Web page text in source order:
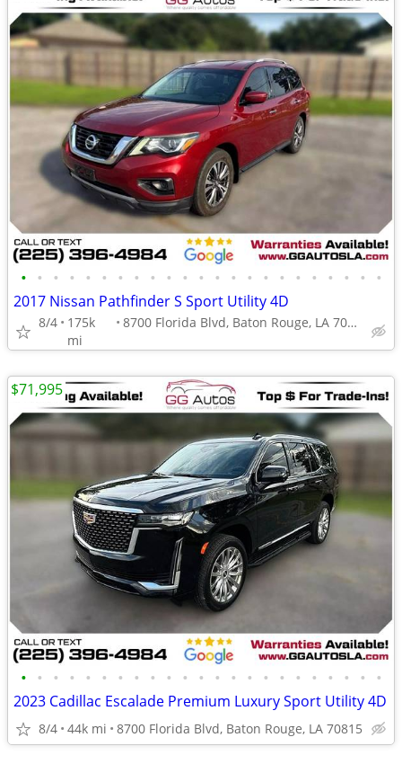
• • • • • • • • • • • • • • • • • • • • • • •
2017 Nissan Pathfinder S Sport Utility 4D
8/4
175k
mi
8700 Florida Blvd, Baton Rouge, LA 70815
• • • • • • • • • • • • • • • • • • • • • • •
2023 Cadillac Escalade Premium Luxury Sport Utility 4D
8/4 44k mi 8700 Florida Blvd, Baton Rouge, LA 70815
$71,995